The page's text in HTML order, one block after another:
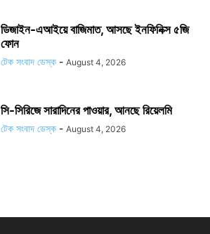
ডিজাইন-এআইয়ে বাজিমাত, আসছে ইনফিনিক্স ৫জি
ফোন
টেক সংবাদ ডেস্ক - August 4, 2026
সি-সিরিজে সারাদিনের পাওয়ার, আনছে রিয়েলমি
টেক সংবাদ ডেস্ক - August 4, 2026